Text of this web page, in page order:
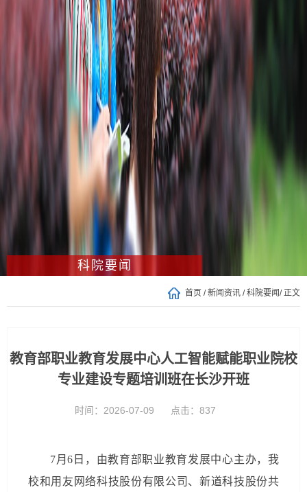
科院要闻
首页 /新闻资讯 /科院要闻/ 正文
教育部职业教育发展中心人工智能赋能职业院校
专业建设专题培训班在长沙开班
时间：2026-07-09 点击： 837
7月6日，由教育部职业教育发展中心主办，我
校和用友网络科技股份有限公司、新道科技股份共